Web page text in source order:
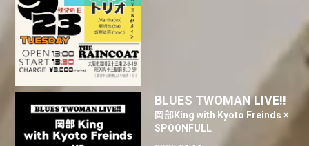
BLUES TWOMAN LIVE!!
岡部King with Kyoto Freinds ×
SPOONFULL